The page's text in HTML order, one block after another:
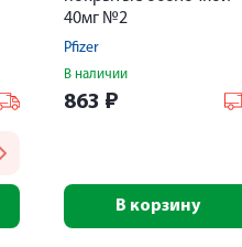
40мг №2
Pfizer
В наличии
863 ₽
В корзину